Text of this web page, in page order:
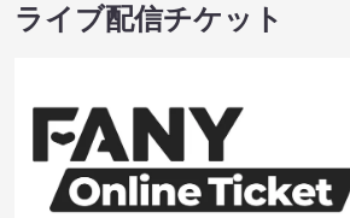
ライブ配信チケット